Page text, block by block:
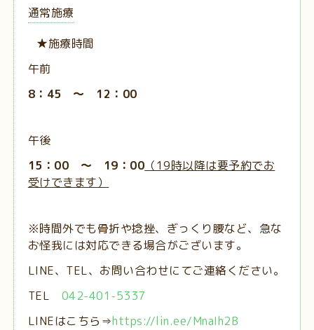
通常施療
★施療時間
午前
8：45 ～ 12：00
午後
15：00 ～ 19：00 （19時以降は要予約でお
受けできます）
※時間外でも骨折や捻挫、ぎっくり腰など、急な
お怪我には対応できる場合がございます。
LINE、TEL、お問い合わせにてご連絡ください。
TEL 042-401-5337
LINEはこちら⇒https://lin.ee/MnaIh2B